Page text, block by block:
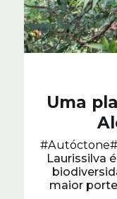
Uma
#Autóctone
Laurissilva
maior